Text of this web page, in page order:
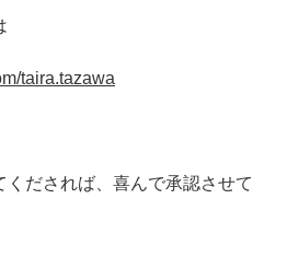
taira.tazawa
くだされば、喜んで承認させて